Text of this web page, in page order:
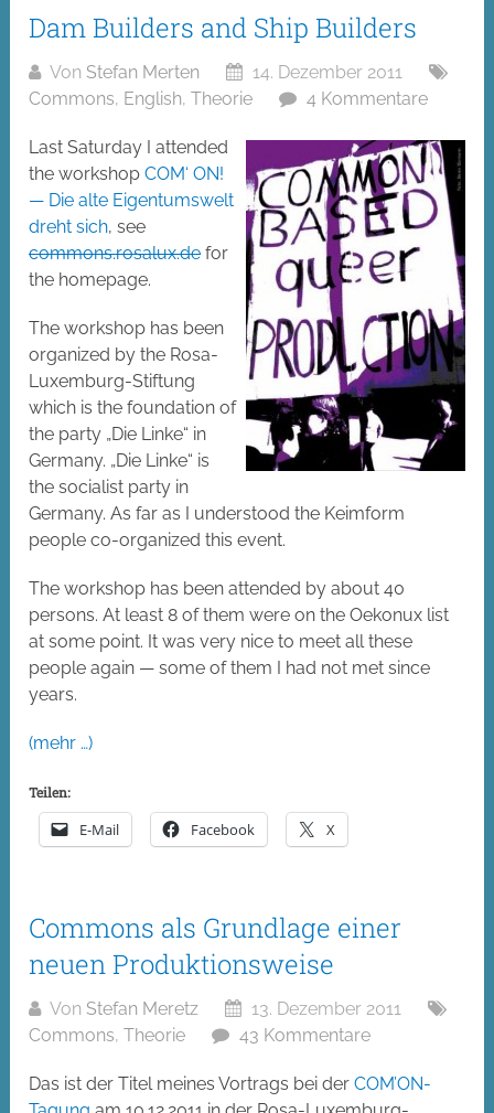
Dam Builders and Ship Builders
Von Stefan Merten
14. Dezember 2011
Commons, English,Theorie 4 Kommentare
Last Saturday I attended
the workshopCOM‘ ON!
— Die alte Eigentumswelt
dreht sich, see
commons.rosalux.defor
the homepage.
The workshop has been
organized by the Rosa-
Luxemburg-Stiftung
which is the foundation of
the party „Die Linke“ in
Germany. „Die Linke“ is
the socialist party in
Germany. As far as I understood the Keimform
people co-organized this event.
The workshop has been attended by about 40
persons. At least 8 of them were on the Oekonux list
at some point. It was very nice to meet all these
people again — some of them I had not met since
years.
(mehr …)
Teilen:
E-Mail Facebook X
Commons als Grundlage einer
neuen Produktionsweise
Von Stefan Meretz
13. Dezember 2011
Commons,Theorie 43 Kommentare
Das ist der Titel meines Vortrags bei derCOM’ON-